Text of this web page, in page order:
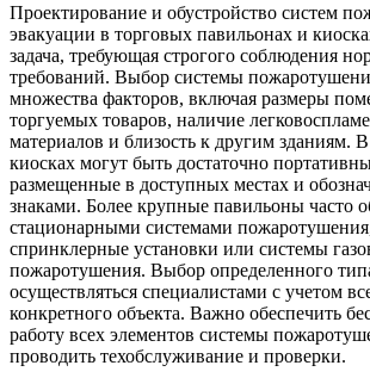
Проектирование и обустройство систем
эвакуации в торговых павильонах и
задача, требующая строгого соблюдения
требований. Выбор системы
множества факторов, включая размеры
торгуемых товаров, наличие
материалов и близость к другим зданиям.
киосках могут быть достаточно
размещенные в доступных местах и
знаками. Более крупные павильоны часто
стационарными системами
спринклерные установки или системы
пожаротушения. Выбор определенного
осуществляться специалистами с учетом
конкретного объекта. Важно обеспечить
работу всех элементов системы
проводить техобслуживание и проверки.